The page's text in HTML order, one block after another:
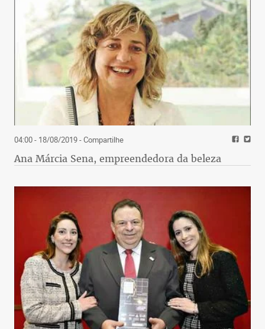
04:00 - 18/08/2019- Compartilhe
Ana Márcia Sena, empreendedora da beleza